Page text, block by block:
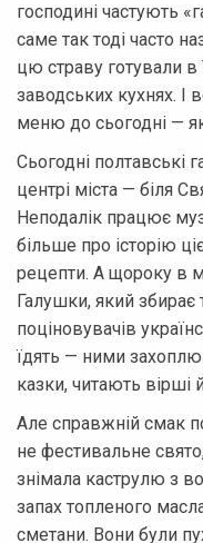
господині частують
саме так тоді часто
цю страву готували в
заводських кухнях. І
меню до сьогодні —
Сьогодні полтавські
центрі міста — біля
Неподалік працює
більше про історію
рецепти. А щороку в
Галушки, який збирає
поціновувачів
їдять — ними
казки, читають вірші
Але справжній смак
не фестивальне
знімала каструлю з
запах топленого
сметани. Вони були